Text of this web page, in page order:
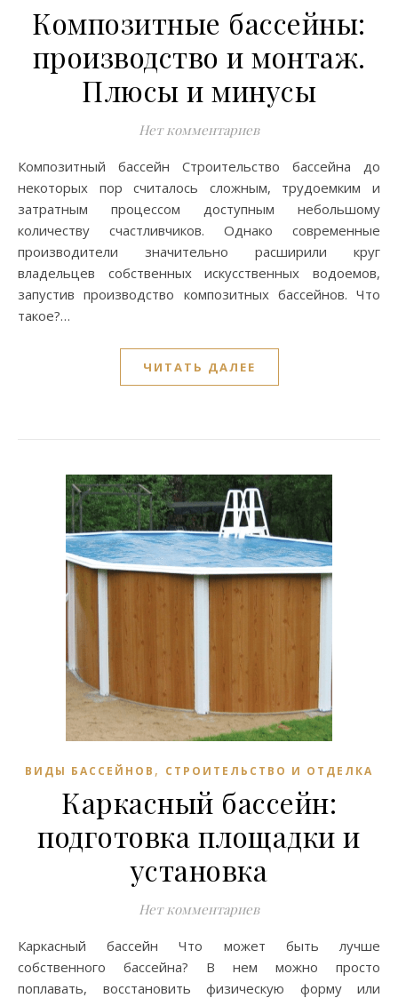
Композитные бассейны:
производство и монтаж.
Плюсы и минусы
Нет комментариев
Композитный бассейн Строительство бассейна до
некоторых пор считалось сложным, трудоемким и
затратным процессом доступным небольшому
количеству счастливчиков. Однако современные
производители значительно расширили круг
владельцев собственных искусственных водоемов,
запустив производство композитных бассейнов. Что
такое?…
ЧИТАТЬ ДАЛЕЕ
ВИДЫ БАССЕЙНОВ , СТРОИТЕЛЬСТВО И ОТДЕЛКА
Каркасный бассейн:
подготовка площадки и
установка
Нет комментариев
Каркасный бассейн Что может быть лучше
собственного бассейна? В нем можно просто
поплавать, восстановить физическую форму или